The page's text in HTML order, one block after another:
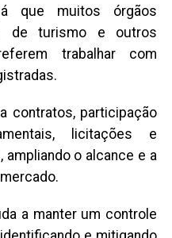
que muitos órgãos
de turismo e outros
trabalhar com
contratos, participação
licitações e
o alcance e a
a manter um controle